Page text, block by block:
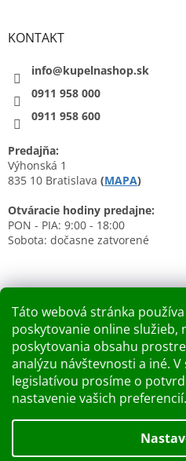
Táto webová stránka
poskytovanie online služieb,
poskytovania obsahu
analýzu návštevnosti a iné.
legislatívou prosíme o
nastavenie vašich preferencií.
KONTAKT
info@kupelnashop.sk
0911 958 000
0911 958 600
Predajňa:
Výhonská 1
835 10 Bratislava (MAPA)
Otváracie hodiny predajne:
PON - PIA: 9:00 - 18:00
Sobota: dočasne zatvorené
Nákupný košík
0KS /